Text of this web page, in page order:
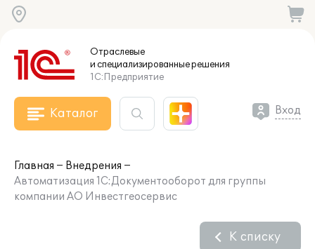
Отраслевые
и специализированныерешения
1С:Предприятие
Каталог Вход
Главная
Внедрения
Автоматизация 1С:Документооборот для группы
компании АО Инвестгеосервис
К списку